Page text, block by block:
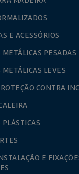
E ACESSÓRIOS
PESADAS
LEVES
CONTRA
E